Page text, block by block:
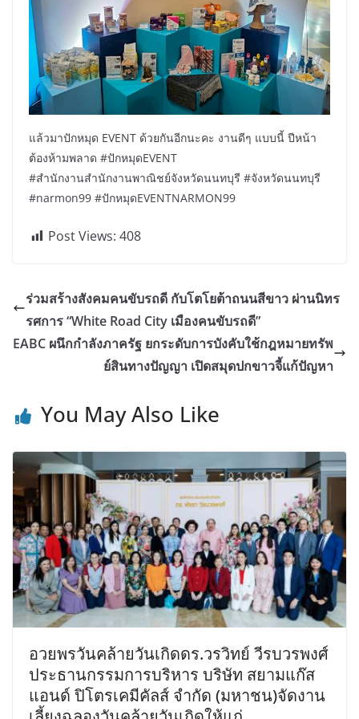
แล้วมาปักหมุด EVENT ด้วยกันอีกนะคะ งานดีๆ แบบนี้ ปีหน้า
ต้องห้ามพลาด #ปักหมุดEVENT
#สำนักงานสํานักงานพาณิชย์จังหวัดนนทบุรี #จังหวัดนนทบุรี
#narmon99 #ปักหมุดEVENTNARMON99
Post Views: 408
ร่วมสร้างสังคมคนขับรถดี กับโตโยต้าถนนสีขาว ผ่านนิทร
รศการ “White Road City เมืองคนขับรถดี”
EABC ผนึกกำลังภาครัฐ ยกระดับการบังคับใช้กฎหมายทรัพ
ย์สินทางปัญญา เปิดสมุดปกขาวจี้แก้ปัญหา
You May Also Like
อวยพรวันคล้ายวันเกิดดร.วรวิทย์ วีรบวรพงศ์
ประธานกรรมการบริหาร บริษัท สยามแก๊ส
แอนด์ ปิโตรเคมีคัลส์ จำกัด (มหาชน)จัดงาน